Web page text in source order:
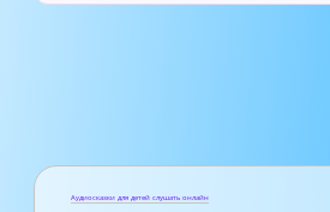
Аудиосказки для детей слушать онлайн